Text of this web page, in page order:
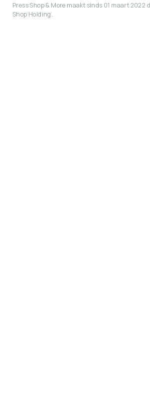
Press Shop & More maakt sinds 01 maart 2022
Shop Holding.